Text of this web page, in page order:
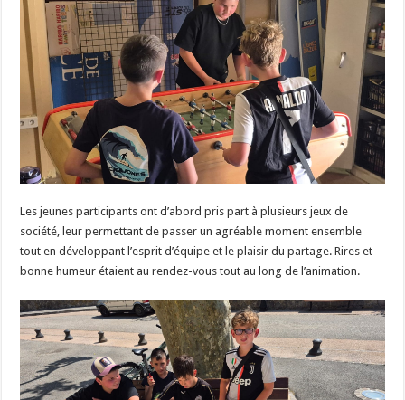
Les jeunes participants ont d’abord pris part à plusieurs jeux de
société, leur permettant de passer un agréable moment ensemble
tout en développant l’esprit d’équipe et le plaisir du partage. Rires et
bonne humeur étaient au rendez-vous tout au long de l’animation.